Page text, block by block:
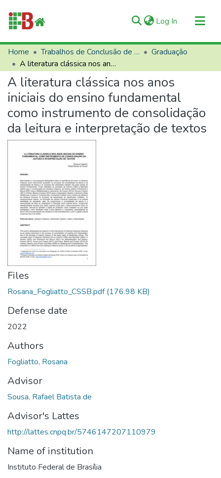
Log In (current)
Communities & Collections
All of RIIFB
Manuals and Terms
Statistics
About RIIFB
Help
Home Trabalhos de Conclusão de Curso (TCCs)
Graduação
A literatura clássica nos anos iniciais do ensino fundamental como instrumento de consolidação da leitura e interpretação de textos
A literatura clássica nos anos
iniciais do ensino fundamental
como instrumento de consolidação
da leitura e interpretação de textos
Files
Rosana_Fogliatto_CSSB.pdf(176.98 KB)
Defense date
2022
Authors
Fogliatto, Rosana
Advisor
Sousa, Rafael Batista de
Advisor's Lattes
http://lattes.cnpq.br/5746147207110979
Name of institution
Instituto Federal de Brasília